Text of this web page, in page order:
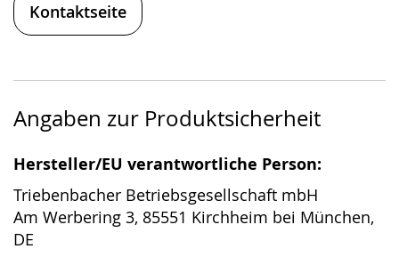
Kontaktseite
Angaben zur Produktsicherheit
Hersteller/EU verantwortliche Person:
Triebenbacher Betriebsgesellschaft mbH
Am Werbering 3, 85551 Kirchheim bei München,
DE